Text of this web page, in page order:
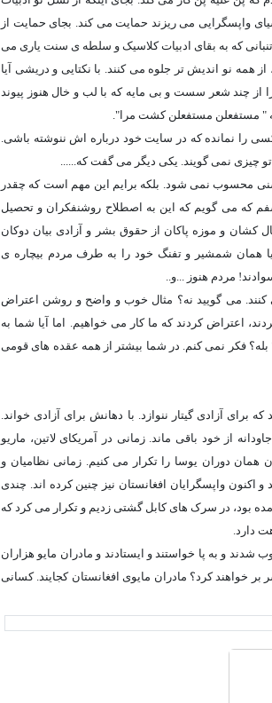
واپسگرايی می ريزند حمايت می کند. بجای حمايت از
که به بقای ادبيات کلاسيک و سلطه ی سنت ياری می
همه نو انديش تر جلوه می کنند. با نکتايی و دريشی آيا
از چند شعر سست و بی مايه که با لب و خال هنوز پيوند
" مستفعلن مستفعلن کشت مرا".
را نمانده که در سايت خود درباره اش ننوشته باشی.
چيزی نمی گويند. يکی ديگر می گفت که......
محسوب نمی شود. بلکه برايم اين مهم است که چقدر
که می گويم که اين به اصطلاح روشنفکران و تحصيل
کشان و موزه پاکان از حقوق بشر و آزادی بيان دوکان
همان شمشير و تفنگ خود را به طرف مردم بيچاره ی
مردم هنوز ...و..
کنند. می گوييد نه؟ مثال خوب و واضح و روشن اعتراض
اعتراض کردند که ما کار می خواهيم. اما آيا شما به
بله؟ فکر نمی کنم. در شما بيشتر از همه عقده های قومی
برای آزادی گيتار ننوازد. با دهانش برای آزادی خواند.
از خود باقی ماند. زمانی در آمريکای لاتين، ماريو
همان دوران يوسا را تکرار می کنيم. زمانی نظاميان و
اکنون واپسگرايان افغانستان نيز چنين کرده اند. چندی
بود، در سرک های کابل گشتی زديم و تکرار می کرد که
آرژانتين که از 14 تن شروع کردند و سرکوب شدند و به پا خواستند و ايستادند و مادران مايو هزاران
خواهند کرد؟ مادران مايوی افغانستان کجايند. کسانی